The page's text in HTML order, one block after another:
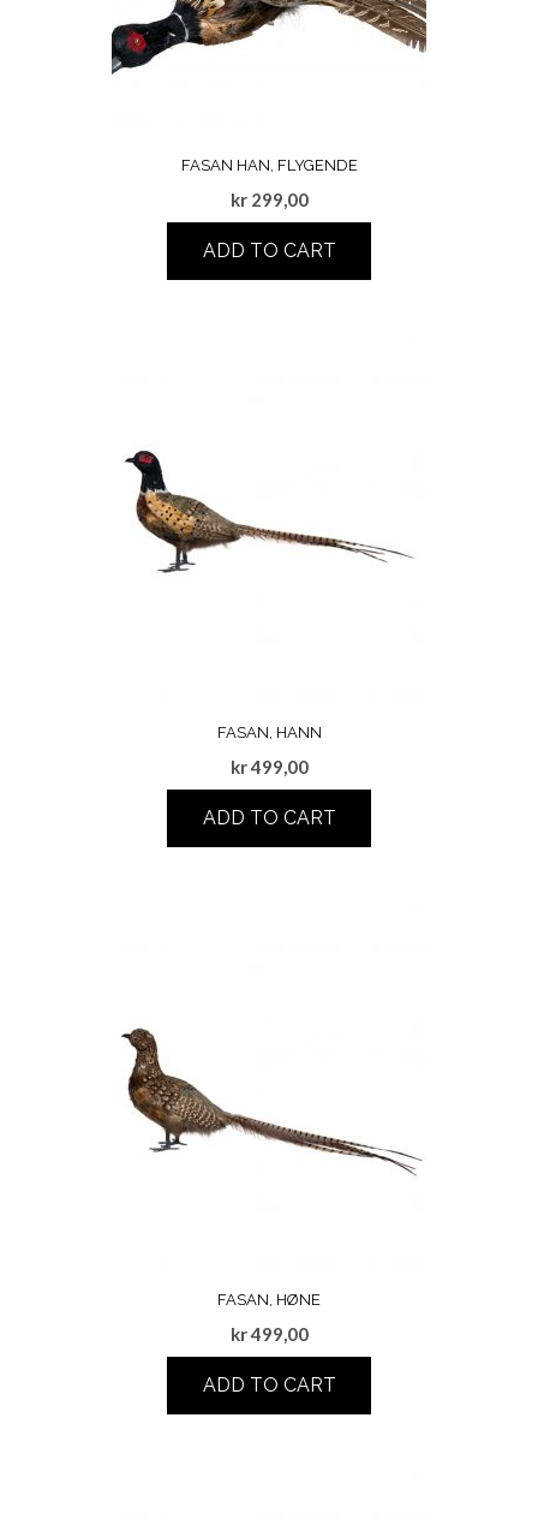
FASAN HAN, FLYGENDE
kr299,00
ADD TO CART
FASAN, HANN
kr499,00
ADD TO CART
FASAN, HØNE
kr499,00
ADD TO CART